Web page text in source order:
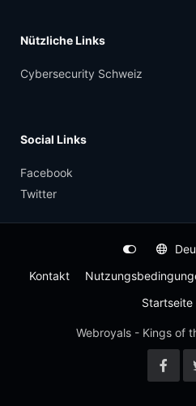
Nützliche Links
Cybersecurity Schweiz
Social Links
Facebook
Twitter
Kontakt
Startseite
Webroyals - Kings of